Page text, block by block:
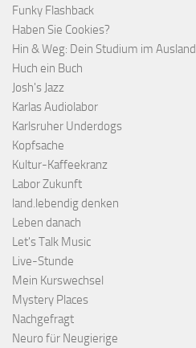
Funky Flashback
Haben Sie Cookies?
Hin & Weg: Dein Studium im Ausland
Huch ein Buch
Josh's Jazz
Karlas Audiolabor
Karlsruher Underdogs
Kopfsache
Kultur-Kaffeekranz
Labor Zukunft
land.lebendig denken
Leben danach
Let's Talk Music
Live-Stunde
Mein Kurswechsel
Mystery Places
Nachgefragt
Neuro für Neugierige